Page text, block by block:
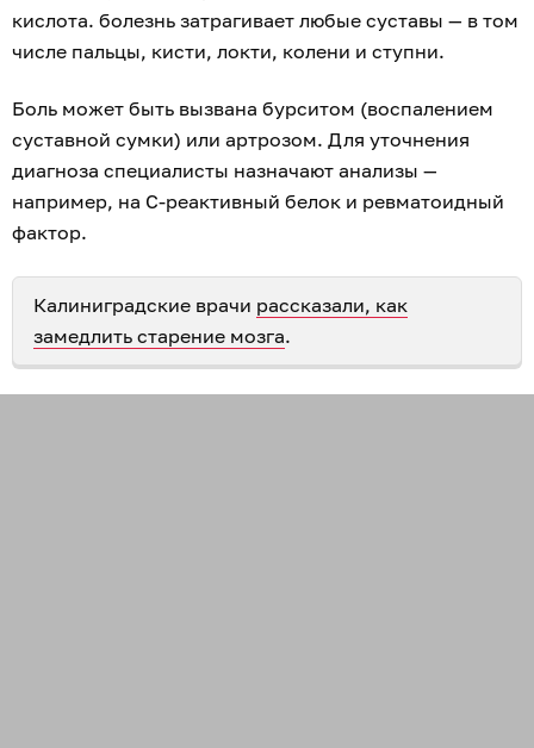
кислота. болезнь затрагивает любые суставы — в том
числе пальцы, кисти, локти, колени и ступни.
Боль может быть вызвана бурситом (воспалением
суставной сумки) или артрозом. Для уточнения
диагноза специалисты назначают анализы —
например, на С-реактивный белок и ревматоидный
фактор.
Калиниградские врачи рассказали, как
замедлить старение мозга.